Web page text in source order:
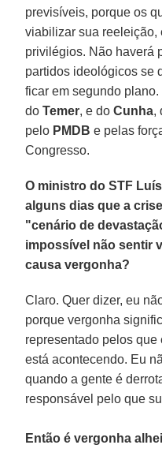
previsíveis, porque os
viabilizar sua reeleição,
privilégios. Não haverá
partidos ideológicos se
ficar em segundo
doTemer, e doCunha,
pelo PMDB e pelas
Congresso.
O ministro do STF
alguns dias que a
"cenário de
impossível não sentir
causa vergonha?
Claro. Quer dizer, eu
porque vergonha
representado pelos
está acontecendo. Eu
quando a gente é
responsável pelo que
Então é vergonha